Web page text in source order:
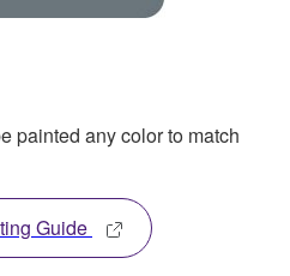
painted any color to match
Guide